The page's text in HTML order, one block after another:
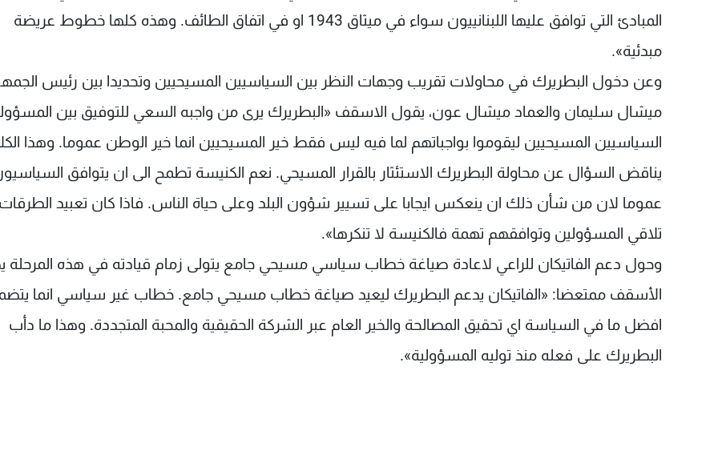
المبادئ التي توافق عليها اللبنانييون سواء في ميثاق 1943 او في اتفاق الطائف. وهذه كلها خطوط عريضة
مبدئية».
وعن دخول البطريرك في محاولات تقريب وجهات النظر بين السياسيين المسيحيين وتحديدا بين رئيس
ميشال سليمان والعماد ميشال عون، يقول الاسقف «البطريرك يرى من واجبه السعي للتوفيق بين
السياسيين المسيحيين ليقوموا بواجباتهم لما فيه ليس فقط خير المسيحيين انما خير الوطن عموما. وهذا
يناقض السؤال عن محاولة البطريرك الاستئثار بالقرار المسيحي. نعم الكنيسة تطمح الى ان يتوافق
عموما لان من شأن ذلك ان ينعكس ايجابا على تسيير شؤون البلد وعلى حياة الناس. فاذا كان تعبيد
تلاقي المسؤولين وتوافقهم تهمة فالكنيسة لا تنكرها».
وحول دعم الفاتيكان للراعي لاعادة صياغة خطاب سياسي مسيحي جامع يتولى زمام قيادته في هذه المرحلة
الأسقف ممتعضا: «الفاتيكان يدعم البطريرك ليعيد صياغة خطاب مسيحي جامع. خطاب غير سياسي انما
افضل ما في السياسة اي تحقيق المصالحة والخير العام عبر الشركة الحقيقية والمحبة المتجددة. وهذا ما دأب
البطريرك على فعله منذ توليه المسؤولية».